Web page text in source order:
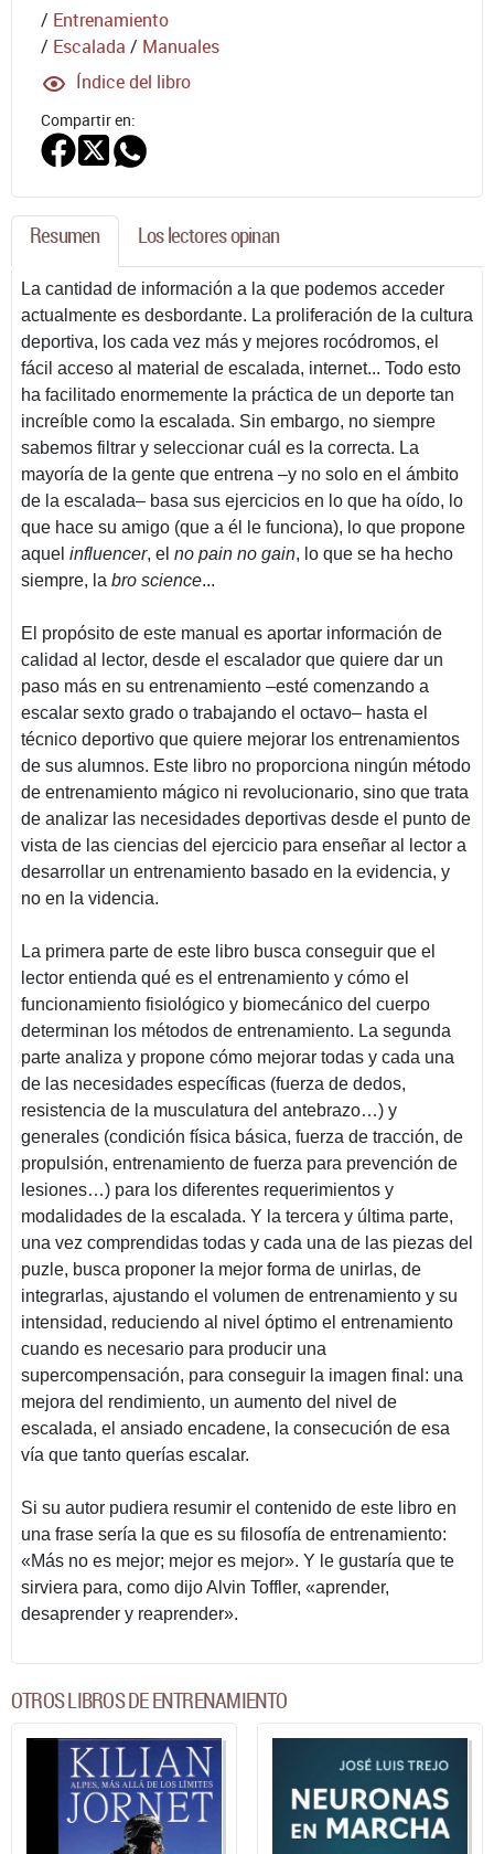
/ Entrenamiento
/ Escalada / Manuales
Índice del libro
Compartir en:
Resumen Los lectores opinan
La cantidad de información a la que podemos acceder
actualmente es desbordante. La proliferación de la cultura
deportiva, los cada vez más y mejores rocódromos, el
fácil acceso al material de escalada, internet... Todo esto
ha facilitado enormemente la práctica de un deporte tan
increíble como la escalada. Sin embargo, no siempre
sabemos filtrar y seleccionar cuál es la correcta. La
mayoría de la gente que entrena –y no solo en el ámbito
de la escalada– basa sus ejercicios en lo que ha oído, lo
que hace su amigo (que a él le funciona), lo que propone
aquel influencer, el no pain no gain, lo que se ha hecho
siempre, la bro science...
El propósito de este manual es aportar información de
calidad al lector, desde el escalador que quiere dar un
paso más en su entrenamiento –esté comenzando a
escalar sexto grado o trabajando el octavo– hasta el
técnico deportivo que quiere mejorar los entrenamientos
de sus alumnos. Este libro no proporciona ningún método
de entrenamiento mágico ni revolucionario, sino que trata
de analizar las necesidades deportivas desde el punto de
vista de las ciencias del ejercicio para enseñar al lector a
desarrollar un entrenamiento basado en la evidencia, y
no en la videncia.
La primera parte de este libro busca conseguir que el
lector entienda qué es el entrenamiento y cómo el
funcionamiento fisiológico y biomecánico del cuerpo
determinan los métodos de entrenamiento. La segunda
parte analiza y propone cómo mejorar todas y cada una
de las necesidades específicas (fuerza de dedos,
resistencia de la musculatura del antebrazo…) y
generales (condición física básica, fuerza de tracción, de
propulsión, entrenamiento de fuerza para prevención de
lesiones…) para los diferentes requerimientos y
modalidades de la escalada. Y la tercera y última parte,
una vez comprendidas todas y cada una de las piezas del
puzle, busca proponer la mejor forma de unirlas, de
integrarlas, ajustando el volumen de entrenamiento y su
intensidad, reduciendo al nivel óptimo el entrenamiento
cuando es necesario para producir una
supercompensación, para conseguir la imagen final: una
mejora del rendimiento, un aumento del nivel de
escalada, el ansiado encadene, la consecución de esa
vía que tanto querías escalar.
Si su autor pudiera resumir el contenido de este libro en
una frase sería la que es su filosofía de entrenamiento:
«Más no es mejor; mejor es mejor». Y le gustaría que te
sirviera para, como dijo Alvin Toffler, «aprender,
desaprender y reaprender».
OTROS LIBROS DE ENTRENAMIENTO